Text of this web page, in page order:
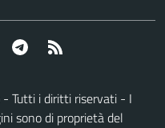
Facebook Telegram
- Tutti i diritti riservati - I
sono di proprietà del